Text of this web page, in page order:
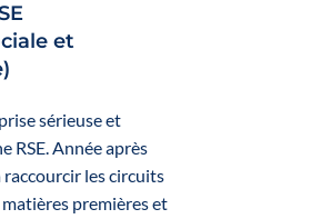
et
sérieuse et
RSE. Année après
les circuits
premières et